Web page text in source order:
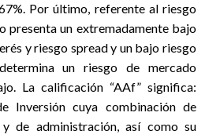
Por último, referente al riesgo
presenta un extremadamente bajo
y riesgo spread y un bajo riesgo
un riesgo de mercado
La calificación “AAf” significa:
Inversión cuya combinación de
de administración, así como su